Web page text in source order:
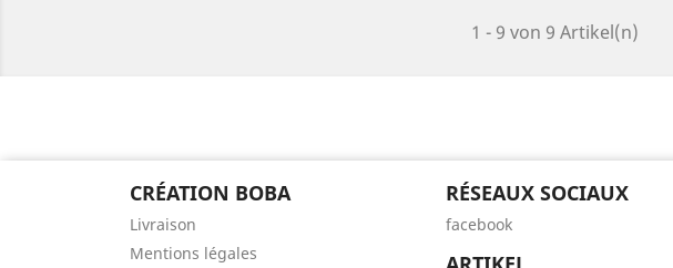
1 - 9 von 9 Artikel(n)
CRÉATION BOBA
Livraison
Mentions légales
RÉSEAUX SOCIAUX
facebook